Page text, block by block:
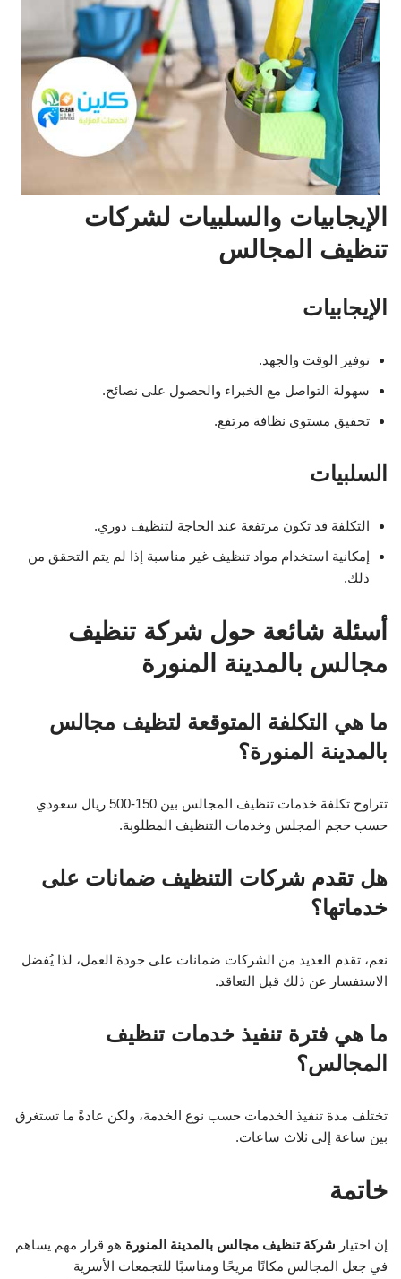
الإيجابيات والسلبيات لشركات
تنظيف المجالس
الإيجابيات
توفير الوقت والجهد.
سهولة التواصل مع الخبراء والحصول على نصائح.
تحقيق مستوى نظافة مرتفع.
السلبيات
التكلفة قد تكون مرتفعة عند الحاجة لتنظيف دوري.
إمكانية استخدام مواد تنظيف غير مناسبة إذا لم يتم التحقق من
ذلك.
أسئلة شائعة حول شركة تنظيف
مجالس بالمدينة المنورة
ما هي التكلفة المتوقعة لتظيف مجالس
بالمدينة المنورة؟
تتراوح تكلفة خدمات تنظيف المجالس بين 150-500 ريال سعودي
حسب حجم المجلس وخدمات التنظيف المطلوبة.
هل تقدم شركات التنظيف ضمانات على
خدماتها؟
نعم، تقدم العديد من الشركات ضمانات على جودة العمل، لذا يُفضل
الاستفسار عن ذلك قبل التعاقد.
ما هي فترة تنفيذ خدمات تنظيف
المجالس؟
تختلف مدة تنفيذ الخدمات حسب نوع الخدمة، ولكن عادةً ما تستغرق
بين ساعة إلى ثلاث ساعات.
خاتمة
إن اختيار شركة تنظيف مجالس بالمدينة المنورة هو قرار مهم يساهم
في جعل المجالس مكانًا مريحًا ومناسبًا للتجمعات الأسرية